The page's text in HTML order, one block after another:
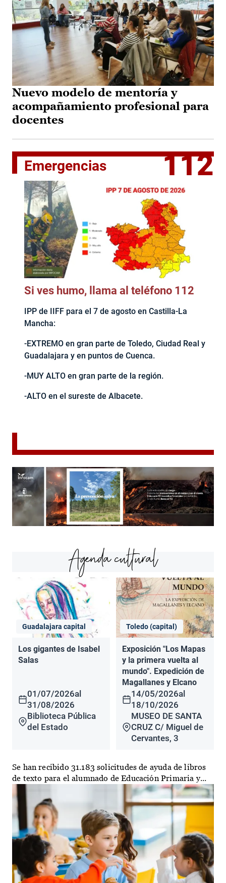
Nuevo modelo de mentoría y
acompañamiento profesional para
docentes
Emergencias 112
Si ves humo, llama al teléfono 112
IPP de IIFF para el 7 de agosto en Castilla-La
Mancha:
-EXTREMO en gran parte de Toledo, Ciudad Real y
Guadalajara y en puntos de Cuenca.
-MUY ALTO en gran parte de la región.
-ALTO en el sureste de Albacete.
Agenda cultural
Guadalajara capital
Los gigantes de Isabel
Salas
01/07/2026al
31/08/2026
Biblioteca Pública
del Estado
Toledo (capital)
Exposición "Los Mapas
y la primera vuelta al
mundo". Expedición de
Magallanes y Elcano
14/05/2026al
18/10/2026
MUSEO DE SANTA
CRUZ C/ Miguel de
Cervantes, 3
Se han recibido 31.183 solicitudes de ayuda de libros
de texto para el alumnado de Educación Primaria y...